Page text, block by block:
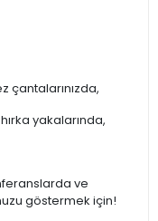
çantalarınızda,
yakalarında,
ve
göstermek için!